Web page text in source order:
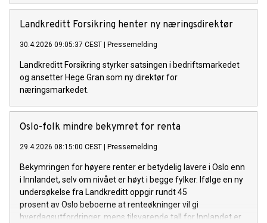
Landkreditt Forsikring henter ny næringsdirektør
30.4.2026 09:05:37 CEST Pressemelding
Landkreditt Forsikring styrker satsingen i bedriftsmarkedet
og ansetter Hege Gran som ny direktør for
næringsmarkedet.
Oslo-folk mindre bekymret for renta
29.4.2026 08:15:00 CEST Pressemelding
Bekymringen for høyere renter er betydelig lavere i Oslo enn
i Innlandet, selv om nivået er høyt i begge fylker. Ifølge en ny
undersøkelse fra Landkreditt oppgir rundt 45
prosent av Oslo beboerne at renteøkninger vil gi
hverdagsutfordringer, mens tilsvarende tall for Innlandet er